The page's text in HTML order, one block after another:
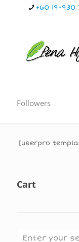
+60 19-930
Followers
[userpro
Cart